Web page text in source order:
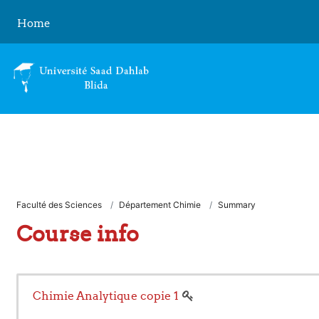
Home
Faculté des Sciences Département Chimie Summary
Course info
Chimie Analytique copie 1